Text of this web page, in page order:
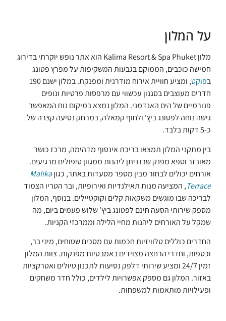
על המלון
מלון Kalima Resort & Spa Phuket הוא אתר נופש יוקרתי בדירוג
חמישה כוכבים, הממוקם בגבעות המשקיפות על מפרץ פטונג
בפוקט
, ומציע חוויית אירוח מודרנית ומפנקת. במלון ישנם 190
חדרים מעוצבים בסגנון עכשווי עם מרפסות פרטיות ונופים
פנורמיים של הים האנדמני. המלון נמצא במיקום נוח המאפשר
גישה נוחה לפטונג ביץ' ולחוף קמאלה, במרחק נסיעה קצרה של
כ-5 דקות בלבד.
בין מתקני המלון תמצאו בריכת אינסוף מדהימה, מרכז כושר
מאובזר וספא מפנק שבו ניתן ליהנות ממגוון טיפולים מרגיעים.
אורחים יכולים לבחור מבין מספר מסעדות באתר, כגוןMalika
Terrace, המציעה מנות תאילנדיות ואירופיות, ובר הטריו הצמוד
לבריכה שבו מוגשים משקאות קלים וקוקטיילים. בנוסף, המלון
מספק שירותי הסעה חינם לפטונג ביץ' שלוש פעמים ביום, מה
שמקל על האורחים ליהנות מחיי הלילה וממרכזי הקניות.
החדרים כוללים טלוויזיות חכמות עם מסכים שטוחים, מיני בר,
וכספות, וחדרי הרחצה מצוידים באמבטיות מפנקות. צוות המלון
זמין 24/7 ומציע שירותי דלפק נסיעות לתכנון טיולים ואטרקציות
באזור. המלון גם מספק אפשרויות לילדים, כולל חדר משחקים
ופעילויות מותאמות למשפחות.